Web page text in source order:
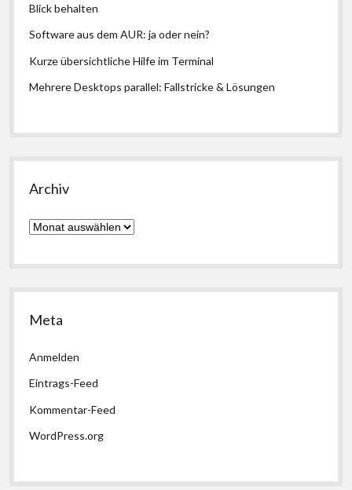
Blick behalten
Software aus dem AUR: ja oder nein?
Kurze übersichtliche Hilfe im Terminal
Mehrere Desktops parallel: Fallstricke & Lösungen
Archiv
Archiv
Meta
Anmelden
Eintrags-Feed
Kommentar-Feed
WordPress.org